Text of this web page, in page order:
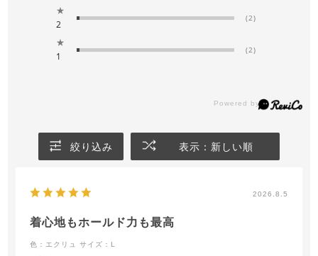
★
2
(2)
★
1
(2)
絞り込み 表示：新しい順
2026.8.5
着心地もホールド力も最高
色：エクリュ サイズ：L